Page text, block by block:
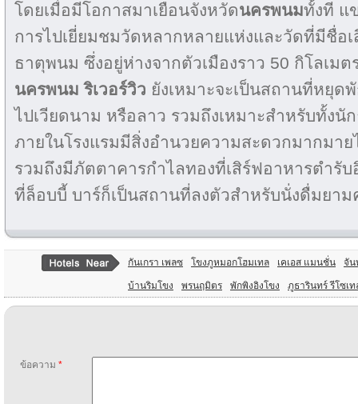
โดยเมื่อมีโอกาสมาเยือนจังหวัดนครพนมทั้งที แ
การไปเยี่ยมชมวัดหลากหลายแห่งและวัดที่มีชื่อ
ธาตุพนม ซึ่งอยู่ห่างจากตัวเมืองราว 50 กิโลเม
นครพนม ริเวอร์วิว ยังเหมาะจะเป็นสถานที่หยุด
ไปเวียดนาม หรือลาว รวมถึงเหมาะสำหรับทั้งนั
ภายในโรงแรมมีสิ่งอำนวยความสะดวกมากมา
รวมถึงมีภัตตาคารกำไลทองที่เสิร์ฟอาหารตำรั
ที่ล็อบบี้ บาร์ก็เป็นสถานที่ลงตัวสำหรับนั่งดื่มยา
กันเกรา เพลซ โขงภูหมอกโฮมเทล เคเอส แมนชั่น จัน
บ้านริมโขง พรนฤมิตร พักพิงอิงโขง ภูธารินทร์ รีโซเท
ข้อความ *